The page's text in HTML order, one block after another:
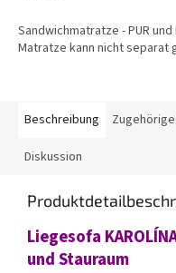
Sandwichmatratze - PUR
Matratze kann nicht separat
Beschreibung
Diskussion
Liegesofa
und Stauraum